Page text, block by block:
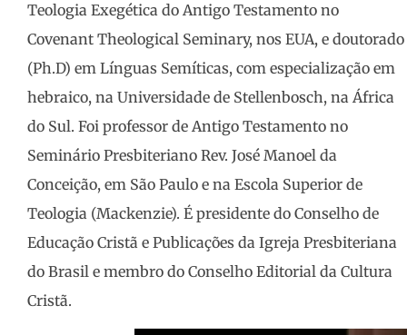
Teologia Exegética do Antigo Testamento no
Covenant Theological Seminary, nos EUA, e doutorado
(Ph.D) em Línguas Semíticas, com especialização em
hebraico, na Universidade de Stellenbosch, na África
do Sul. Foi professor de Antigo Testamento no
Seminário Presbiteriano Rev. José Manoel da
Conceição, em São Paulo e na Escola Superior de
Teologia (Mackenzie). É presidente do Conselho de
Educação Cristã e Publicações da Igreja Presbiteriana
do Brasil e membro do Conselho Editorial da Cultura
Cristã.